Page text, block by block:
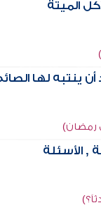
الميتة
أن ينتبه لها
رمضان)
, الأسئلة